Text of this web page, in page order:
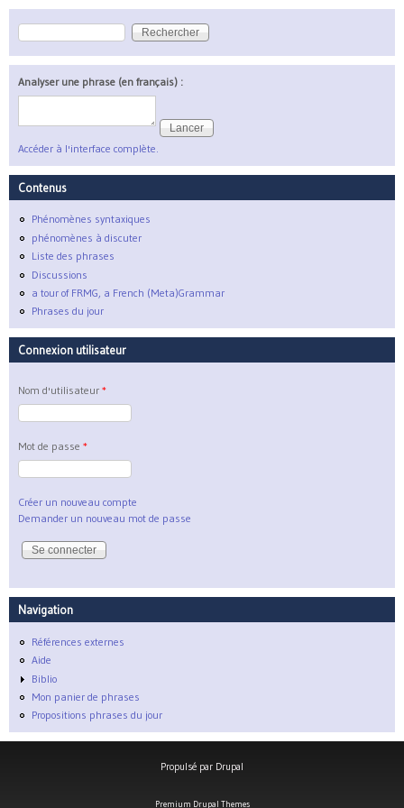
Formulaire de recherche
Rechercher
Analyser une phrase (en français) :
Accéder à l'interface complète.
Contenus
Phénomènes syntaxiques
phénomènes à discuter
Liste des phrases
Discussions
a tour of FRMG, a French (Meta)Grammar
Phrases du jour
Connexion utilisateur
Nom d'utilisateur *
Mot de passe *
Créer un nouveau compte
Demander un nouveau mot de passe
Navigation
Références externes
Aide
Biblio
Mon panier de phrases
Propositions phrases du jour
Propulsé par Drupal
Premium Drupal Themes